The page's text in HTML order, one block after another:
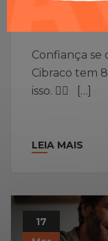
Tem 80
Confiança
Cibraco tem
isso. 👈🏻 […]
LEIA MAIS
17